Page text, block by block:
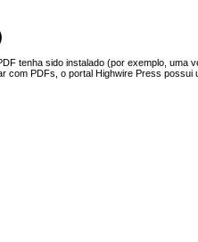
tenha sido instalado (por exemplo, uma
com PDFs, o portal Highwire Press possui